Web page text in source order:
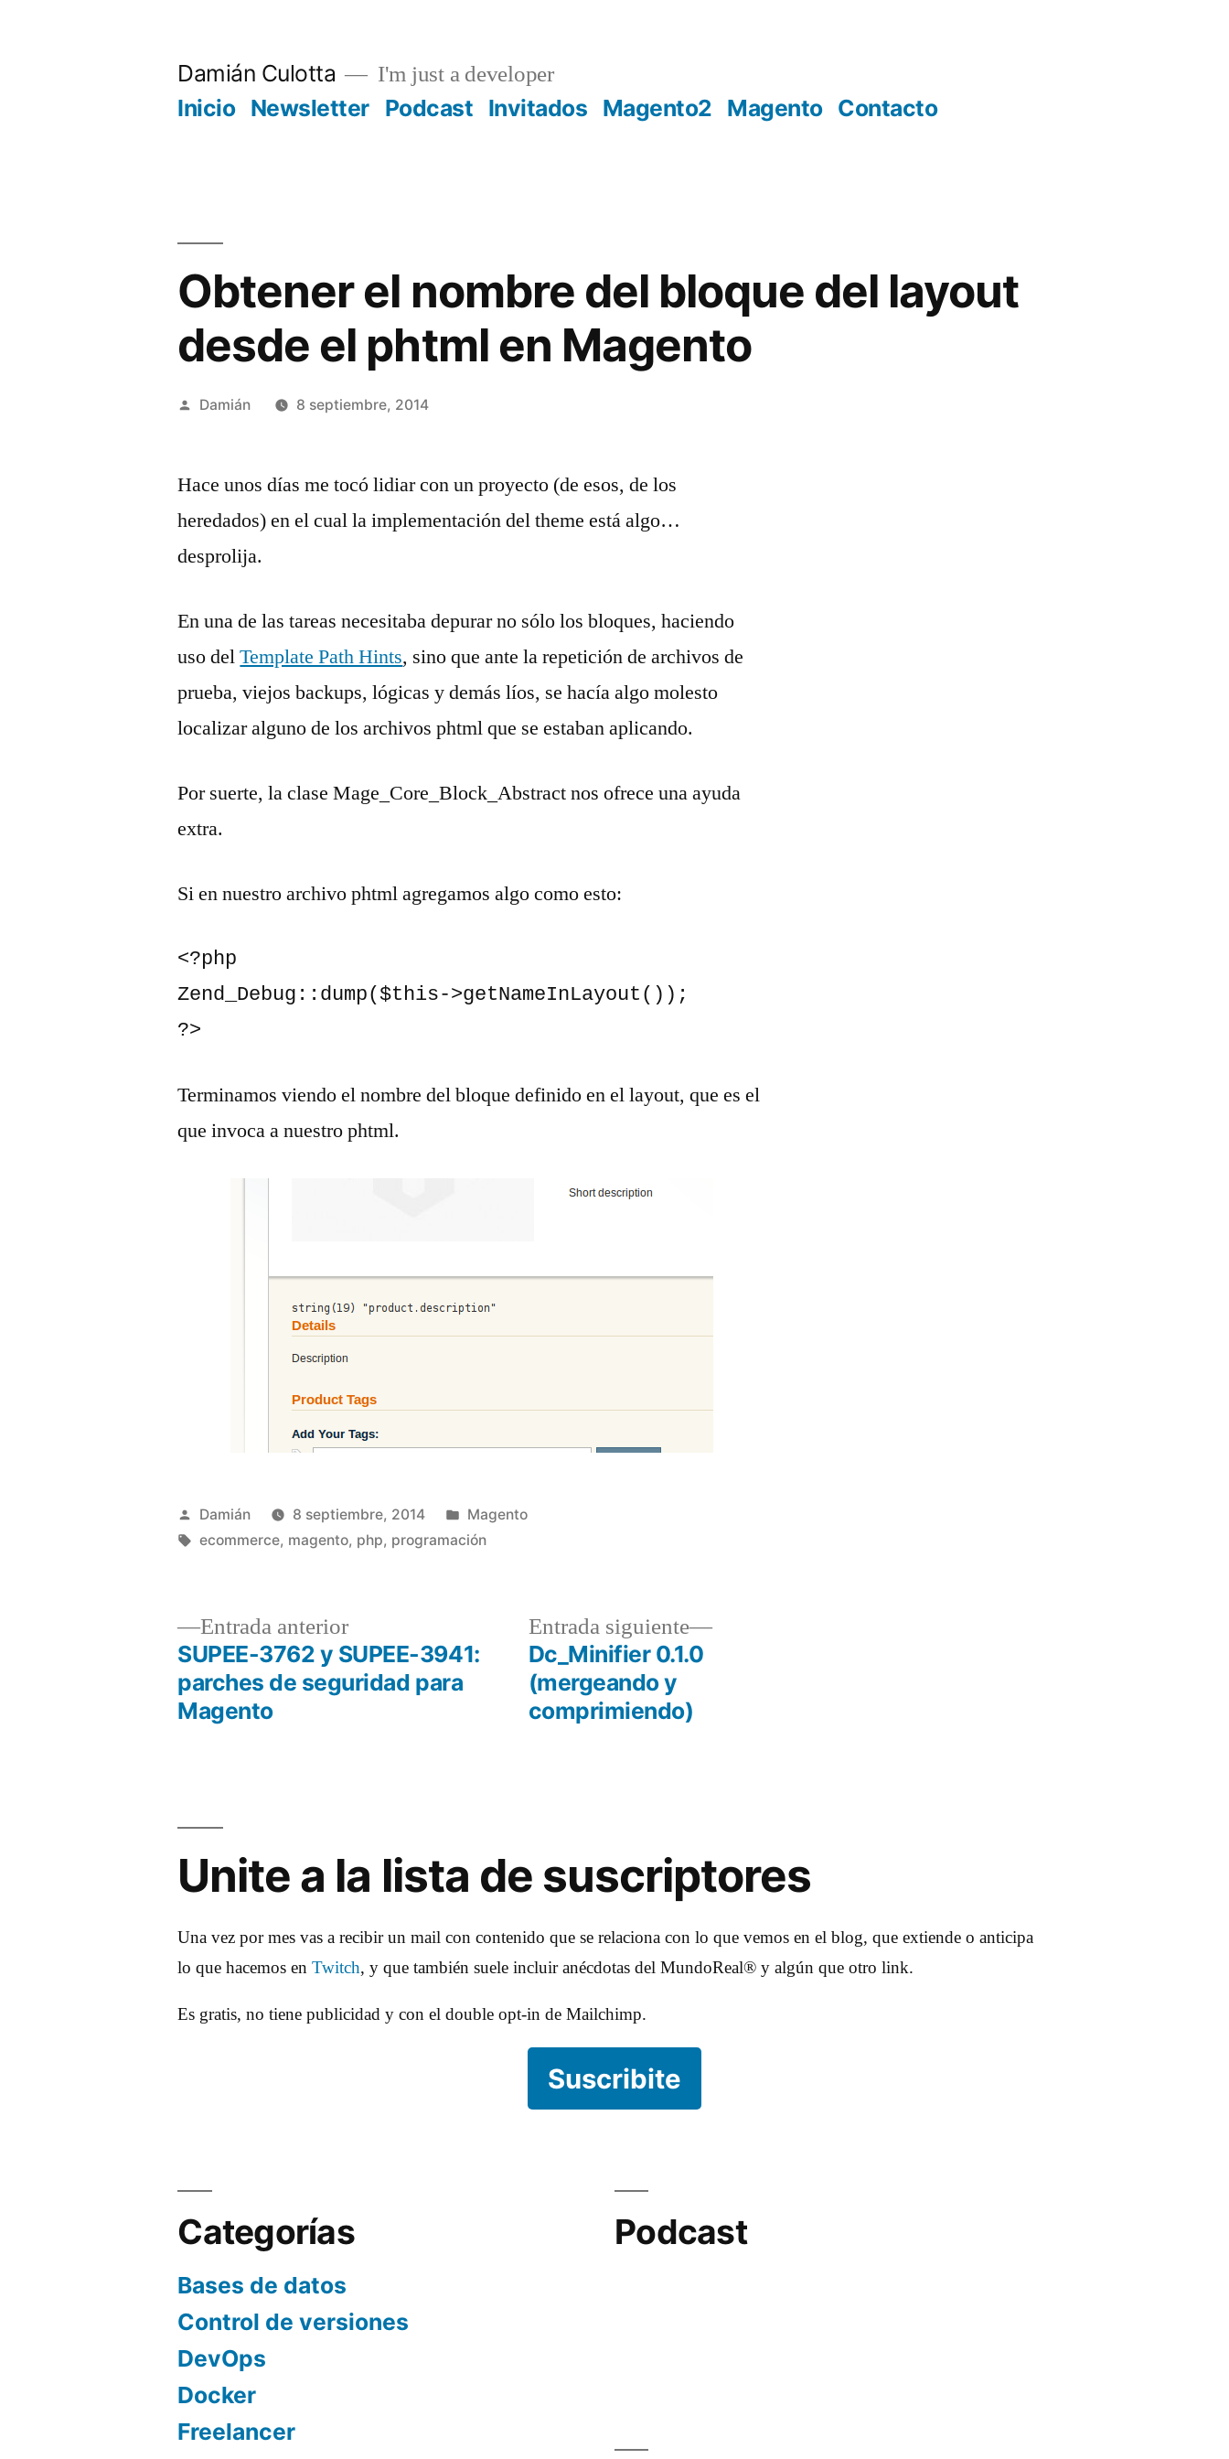
Damián Culotta I'm just a developer
Inicio Newsletter Podcast Invitados Magento2 Magento Contacto
Obtener el nombre del bloque del layout
desde el phtml en Magento
Publicado
Damián 8 septiembre, 2014
Hace unos días me tocó lidiar con un proyecto (de esos, de los
heredados) en el cual la implementación del theme está algo…
desprolija.
En una de las tareas necesitaba depurar no sólo los bloques, haciendo
uso delTemplate Path Hints, sino que ante la repetición de archivos de
prueba, viejos backups, lógicas y demás líos, se hacía algo molesto
localizar alguno de los archivos phtml que se estaban aplicando.
Por suerte, la clase Mage_Core_Block_Abstract nos ofrece una ayuda
extra.
Si en nuestro archivo phtml agregamos algo como esto:
<?php
Zend_Debug::dump($this->getNameInLayout());
?>
Terminamos viendo el nombre del bloque definido en el layout, que es el
que invoca a nuestro phtml.
Publicado
por
Damián 8 septiembre, 2014
Publicado
en
Magento
Etiquetas:
ecommerce, magento, php, programación
Navegación
Entrada anteriorEntrada
anterior:
SUPEE-3762 y SUPEE-3941:
parches de seguridad para
Magento
Entrada siguiente
Entrada
Dc_Minifier 0.1.0
(mergeando y
comprimiendo)
Unite a la lista de suscriptores
Una vez por mes vas a recibir un mail con contenido que se relaciona con lo que vemos en el blog, que extiende o anticipa
lo que hacemos enTwitch, y que también suele incluir anécdotas del MundoReal® y algún que otro link.
Es gratis, no tiene publicidad y con el double opt-in de Mailchimp.
Suscribite
Categorías
Bases de datos
Control de versiones
DevOps
Docker
Freelancer
Podcast